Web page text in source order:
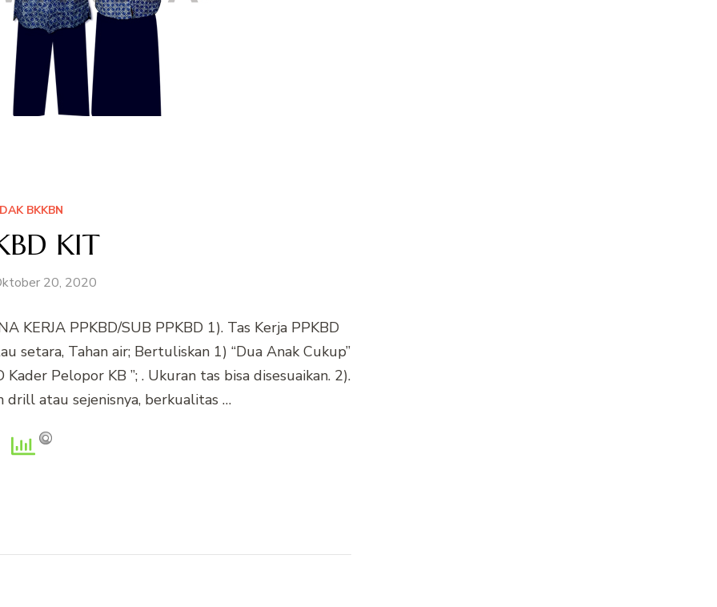
DAK BKKBN
KIT
20, 2020
KERJA PPKBD/SUB PPKBD 1). Tas Kerja PPKBD
setara, Tahan air; Bertuliskan 1) “Dua Anak Cukup”
Pelopor KB ”; . Ukuran tas bisa disesuaikan. 2).
drill atau sejenisnya, berkualitas …